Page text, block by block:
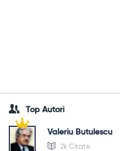
Top Autori
Valeriu Butulescu
2k Citate